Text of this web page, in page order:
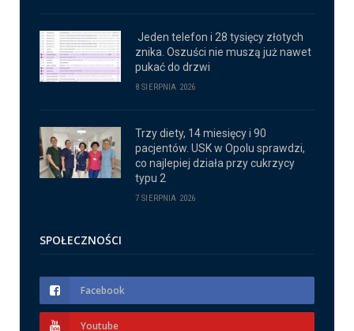
Jeden telefon i 28 tysięcy złotych
znika. Oszuści nie muszą już nawet
pukać do drzwi
8 SIERPNIA 2026
Trzy diety, 14 miesięcy i 90
pacjentów. USK w Opolu sprawdzi,
co najlepiej działa przy cukrzycy
typu 2
7 SIERPNIA 2026
SPOŁECZNOŚCI
Facebook
Youtube